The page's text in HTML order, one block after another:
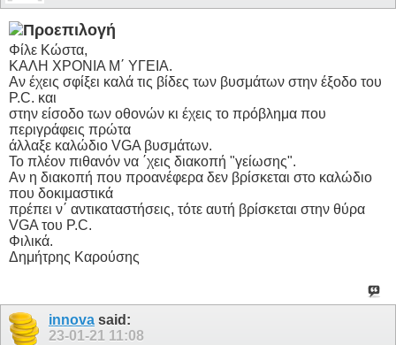
Φίλε Κώστα,
ΚΑΛΗ ΧΡΟΝΙΑ Μ΄ ΥΓΕΙΑ.
Αν έχεις σφίξει καλά τις βίδες των βυσμάτων στην έξοδο του
P.C. και
στην είσοδο των οθονών κι έχεις το πρόβλημα που
περιγράφεις πρώτα
άλλαξε καλώδιο VGA βυσμάτων.
Το πλέον πιθανόν να ΄χεις διακοπή "γείωσης".
Αν η διακοπή που προανέφερα δεν βρίσκεται στο καλώδιο
που δοκιμαστικά
πρέπει ν΄ αντικαταστήσεις, τότε αυτή βρίσκεται στην θύρα
VGA του P.C.
Φιλικά.
Δημήτρης Καρούσης
innova said:
23-01-21 11:08